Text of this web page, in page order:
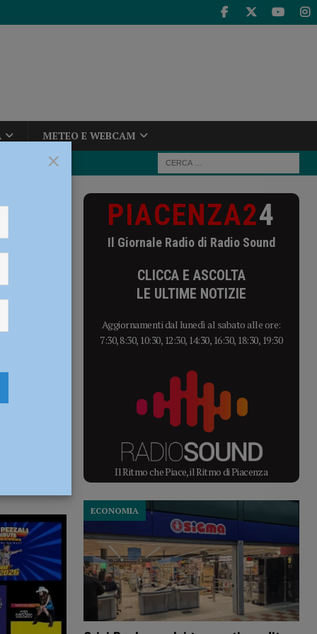
METEO E WEBCAM
PIACENZA24
Il Giornale Radio di Radio Sound
CLICCA E ASCOLTA
LE ULTIME NOTIZIE
Aggiornamenti dal lunedì al sabato alle ore:
7:30, 8:30, 10:30, 12:30, 14:30, 16:30, 18:30, 19:30
Il Ritmo che Piace, il Ritmo di Piacenza
ECONOMIA
×